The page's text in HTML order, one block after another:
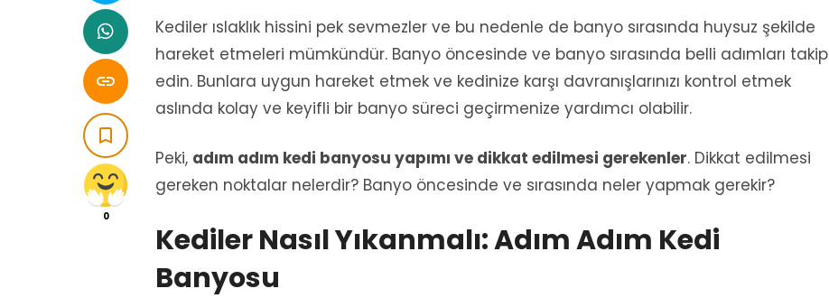


0
Kediler ıslaklık hissini pek sevmezler ve bu nedenle de banyo sırasında huysuz şekilde
hareket etmeleri mümkündür. Banyo öncesinde ve banyo sırasında belli adımları takip
edin. Bunlara uygun hareket etmek ve kedinize karşı davranışlarınızı kontrol etmek
aslında kolay ve keyifli bir banyo süreci geçirmenize yardımcı olabilir.
Peki, adım adım kedi banyosu yapımı ve dikkat edilmesi gerekenler. Dikkat edilmesi
gereken noktalar nelerdir? Banyo öncesinde ve sırasında neler yapmak gerekir?
Kediler Nasıl Yıkanmalı: Adım Adım Kedi
Banyosu